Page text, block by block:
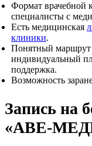
Формат врачебной
специалисты с
Есть медицинская
клиники.
Понятный маршрут
индивидуальный
поддержка.
Возможность
Запись на
«АВЕ-